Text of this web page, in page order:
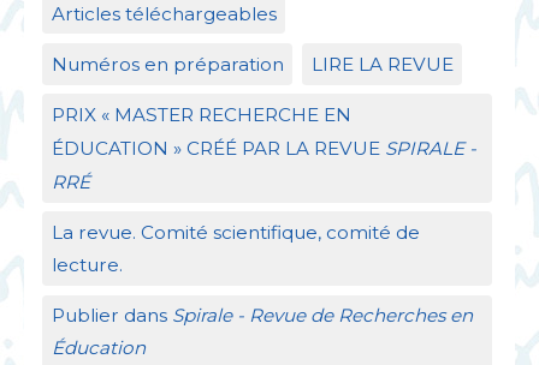
Articles téléchargeables
Numéros en préparation LIRE LA REVUE
PRIX« MASTER RECHERCHE EN
ÉDUCATION » CRÉÉ PAR LA REVUE SPIRALE-
RRÉ
La revue. Comité scientifique, comité de
lecture.
Publier dans Spirale - Revue de Recherches en
Éducation